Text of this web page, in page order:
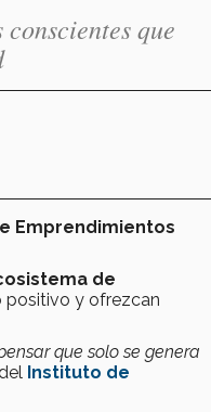
que
Emprendimientos
de
positivo y ofrezcan
que solo se genera
Instituto de